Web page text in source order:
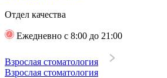
Отдел качества
Ежедневно с 8:00 до 21:00
Взрослая стоматология
Взрослая стоматология